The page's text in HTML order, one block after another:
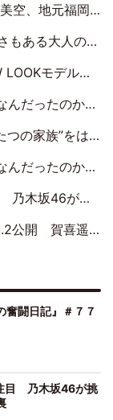
トップサポーター』に就任
る大人の女性に
モデルに就任
を完全に引かせてしまって。時代が変わったんだなって」
れ、“父”松岡昌宏とはハシゴ酒
てなくて。そう言われてはいたけど、嘘でしょって」
ォーマンスの舞台裏
京まふ』ステージに登壇
奮闘日記』＃７７
目 乃木坂46が挑